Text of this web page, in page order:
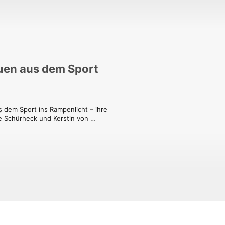
aus dem Sport
Sport ins Rampenlicht – ihre
und Kerstin von
geht es um Erfolge und
All das, was der Sport den